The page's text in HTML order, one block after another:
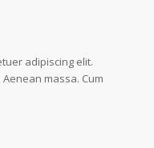
adipiscing elit.
massa. Cum